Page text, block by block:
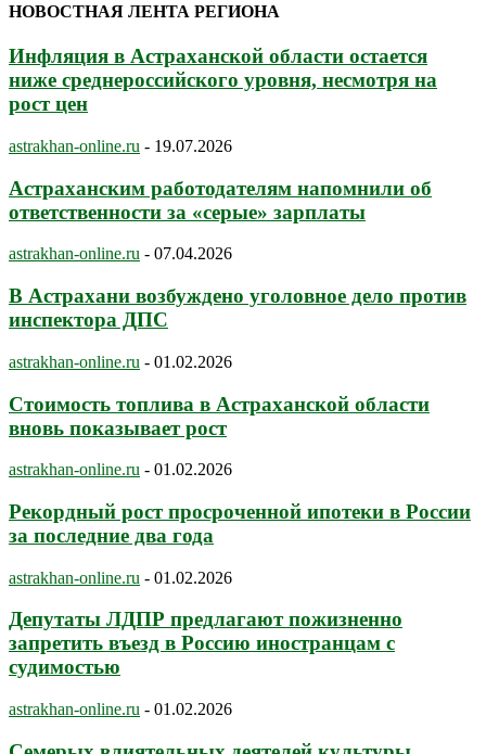
НОВОСТНАЯ ЛЕНТА РЕГИОНА
Инфляция в Астраханской области остается
ниже среднероссийского уровня, несмотря на
рост цен
astrakhan-online.ru - 19.07.2026
Астраханским работодателям напомнили об
ответственности за «серые» зарплаты
astrakhan-online.ru - 07.04.2026
В Астрахани возбуждено уголовное дело против
инспектора ДПС
astrakhan-online.ru - 01.02.2026
Стоимость топлива в Астраханской области
вновь показывает рост
astrakhan-online.ru - 01.02.2026
Рекордный рост просроченной ипотеки в России
за последние два года
astrakhan-online.ru - 01.02.2026
Депутаты ЛДПР предлагают пожизненно
запретить въезд в Россию иностранцам с
судимостью
astrakhan-online.ru - 01.02.2026